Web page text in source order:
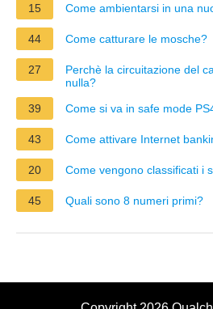
15 Come ambientarsi in una
44 Come catturare le mosche?
27
Perchè la circuitazione del
nulla?
39
Come si va in safe mode
43 Come attivare Internet
20 Come vengono classificati i
45 Quali sono 8 numeri primi?